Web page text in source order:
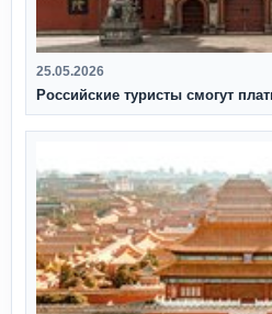
25.05.2026
Российские туристы смогут